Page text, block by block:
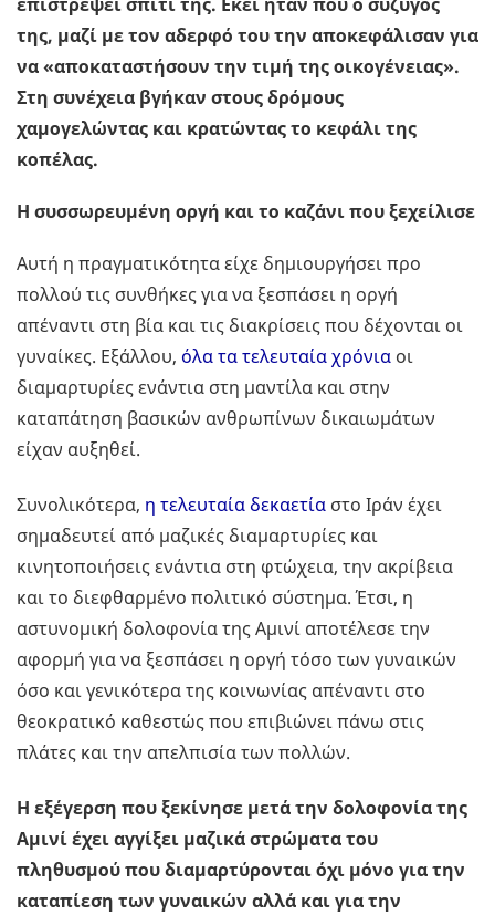
της, μαζί με τον αδερφό του την αποκεφάλισαν για
να «αποκαταστήσουν την τιμή της οικογένειας».
Στη συνέχεια βγήκαν στους δρόμους
χαμογελώντας και κρατώντας το κεφάλι της
κοπέλας.
Η συσσωρευμένη οργή και το καζάνι που ξεχείλισε
Αυτή η πραγματικότητα είχε δημιουργήσει προ
πολλού τις συνθήκες για να ξεσπάσει η οργή
απέναντι στη βία και τις διακρίσεις που δέχονται οι
γυναίκες. Εξάλλου, όλα τα τελευταία χρόνια οι
διαμαρτυρίες ενάντια στη μαντίλα και στην
καταπάτηση βασικών ανθρωπίνων δικαιωμάτων
είχαν αυξηθεί.
Συνολικότερα, η τελευταία δεκαετία στο Ιράν έχει
σημαδευτεί από μαζικές διαμαρτυρίες και
κινητοποιήσεις ενάντια στη φτώχεια, την ακρίβεια
και το διεφθαρμένο πολιτικό σύστημα. Έτσι, η
αστυνομική δολοφονία της Αμινί αποτέλεσε την
αφορμή για να ξεσπάσει η οργή τόσο των γυναικών
όσο και γενικότερα της κοινωνίας απέναντι στο
θεοκρατικό καθεστώς που επιβιώνει πάνω στις
πλάτες και την απελπισία των πολλών.
Η εξέγερση που ξεκίνησε μετά την δολοφονία της
Αμινί έχει αγγίξει μαζικά στρώματα του
πληθυσμού που διαμαρτύρονται όχι μόνο για την
καταπίεση των γυναικών αλλά και για την